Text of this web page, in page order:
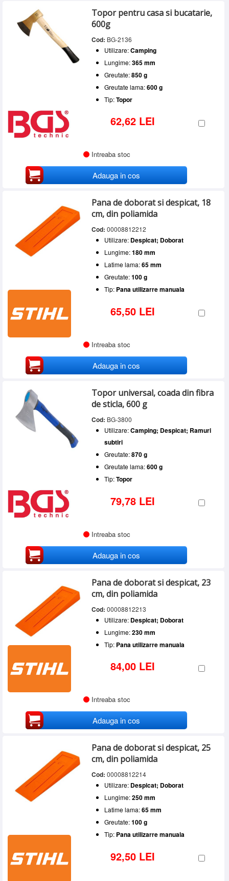
Topor pentru casa si bucatarie,
600g
Cod: BG-2136
Utilizare:Camping
Lungime:365 mm
Greutate:850 g
Greutate lama:600 g
Tip:Topor
62,62 LEI
Intreaba stoc
Adauga in cos
Pana de doborat si despicat, 18
cm, din poliamida
Cod: 00008812212
Utilizare: Despicat; Doborat
Lungime:180 mm
Latime lama:65 mm
Greutate:100 g
Tip: Pana utilizarre manuala
65,50 LEI
Intreaba stoc
Adauga in cos
Topor universal, coada din fibra
de sticla, 600 g
Cod: BG-3800
Utilizare:Camping; Despicat; Ramuri
subtiri
Greutate:870 g
Greutate lama:600 g
Tip:Topor
79,78 LEI
Intreaba stoc
Adauga in cos
Pana de doborat si despicat, 23
cm, din poliamida
Cod: 00008812213
Utilizare: Despicat; Doborat
Lungime:230 mm
Tip: Pana utilizarre manuala
84,00 LEI
Intreaba stoc
Adauga in cos
Pana de doborat si despicat, 25
cm, din poliamida
Cod: 00008812214
Utilizare: Despicat; Doborat
Lungime:250 mm
Latime lama:65 mm
Greutate:100 g
Tip: Pana utilizarre manuala
92,50 LEI